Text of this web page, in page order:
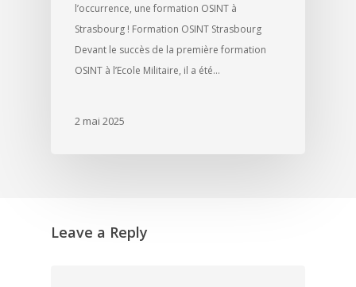
l’occurrence, une formation OSINT à
Strasbourg ! Formation OSINT Strasbourg
Devant le succès de la première formation
OSINT à l’Ecole Militaire, il a été…
2 mai 2025
Leave a Reply